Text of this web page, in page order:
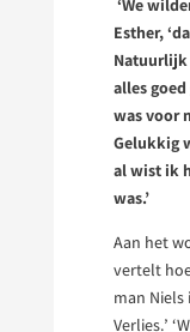
‘We
Esther,
Natuurlijk
alles
was voor
Gelukkig
al wist ik
was.’
Aan het
vertelt
man Niels
Verlies.’